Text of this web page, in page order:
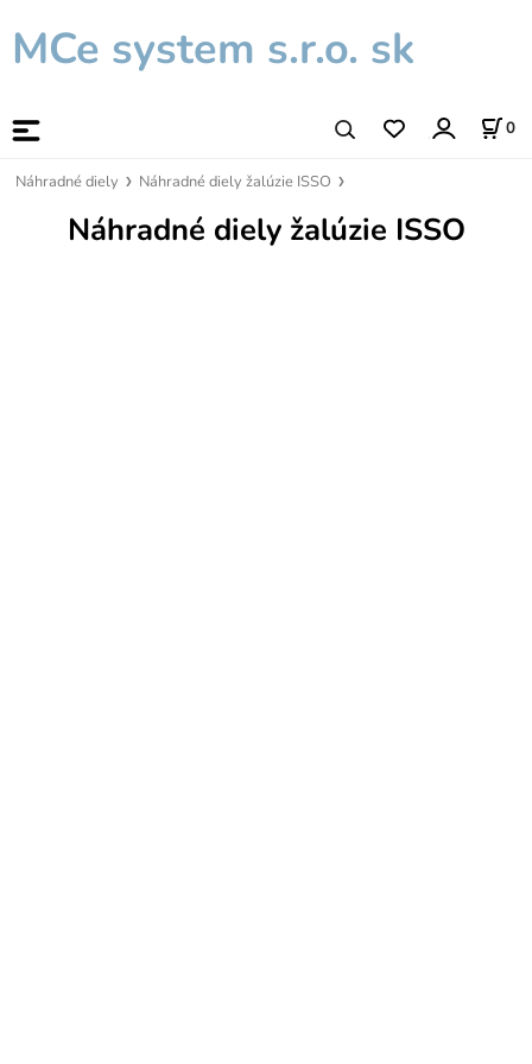
MCe system s.r.o. sk
0
Náhradné diely Náhradné diely žalúzie ISSO
Náhradné diely žalúzie ISSO